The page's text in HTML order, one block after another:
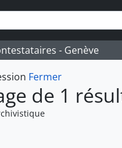
- Genève
Fermer
de 1